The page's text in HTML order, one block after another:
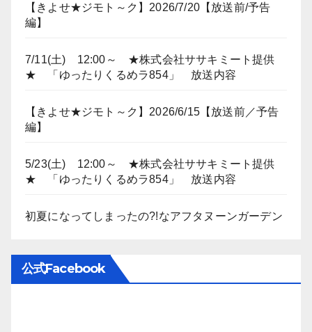
【きよせ★ジモト～ク】2026/7/20【放送前/予告
編】
7/11(土) 12:00～ ★株式会社ササキミート提供
★ 「ゆったりくるめラ854」 放送内容
【きよせ★ジモト～ク】2026/6/15【放送前／予告
編】
5/23(土) 12:00～ ★株式会社ササキミート提供
★ 「ゆったりくるめラ854」 放送内容
初夏になってしまったの?!なアフタヌーンガーデン
公式Facebook